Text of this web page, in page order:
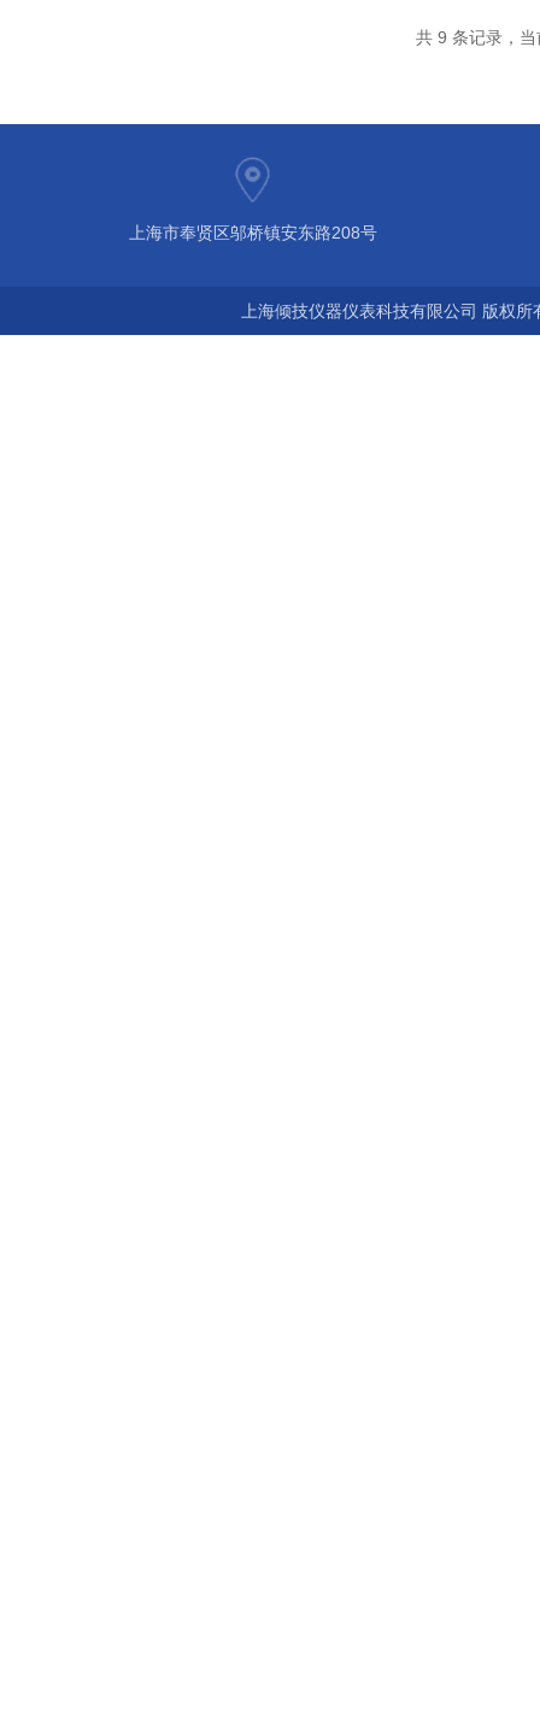
共 9 条记录，
上海市奉贤区邬桥镇安东路208号
上海倾技仪器仪表科技有限公司 版权